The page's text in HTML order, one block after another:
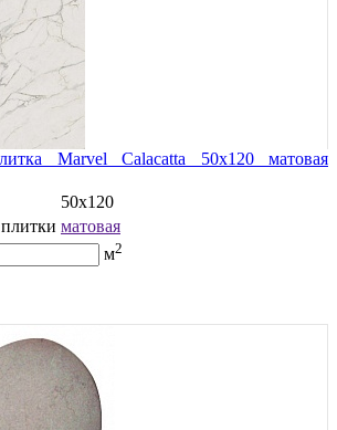
Marvel Calacatta 50x120 матовая
50x120
матовая
м2